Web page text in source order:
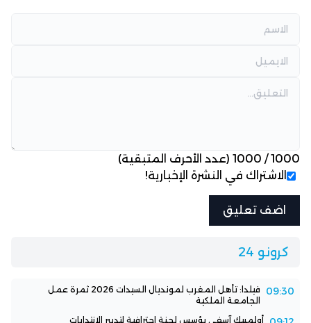
1000
/
1000 (عدد الأحرف المتبقية)
الاشتراك في النشرة الإخبارية!
كرونو 24
09:30
فيلدا: تأهل المغرب لمونديال السيدات 2026 ثمرة عمل
الجامعة الملكية
أولمبيك آسفي يؤسس لجنة احترافية لتدبير الانتدابات